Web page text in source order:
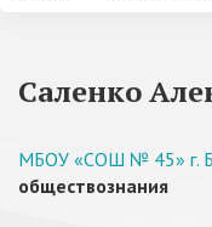
Саленко
МБОУ «СОШ № 45» г.
обществознания